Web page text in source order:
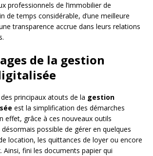
professionnels de l’immobilier de
de temps considérable, d’une meilleure
transparence accrue dans leurs relations
de la gestion
des principaux atouts de la gestion
est la simplification des démarches
effet, grâce à ces nouveaux outils
possible de gérer en quelques
location, les quittances de loyer ou encore
Ainsi, fini les documents papier qui